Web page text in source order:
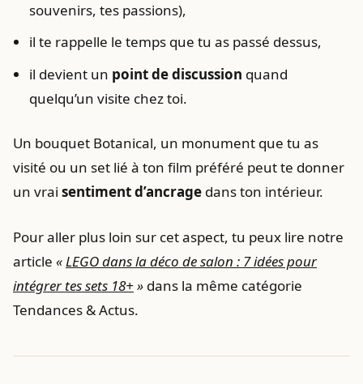
souvenirs, tes passions),
il te rappelle le temps que tu as passé dessus,
il devient un point de discussion quand
quelqu’un visite chez toi.
Un bouquet Botanical, un monument que tu as
visité ou un set lié à ton film préféré peut te donner
un vrai sentiment d’ancrage dans ton intérieur.
Pour aller plus loin sur cet aspect, tu peux lire notre
article «LEGO dans la déco de salon : 7 idées pour
intégrer tes sets 18+» dans la même catégorie
Tendances & Actus.